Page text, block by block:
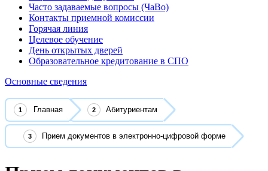
Часто задаваемые вопросы (ЧаВо)
Контакты приемной комиссии
Горячая линия
Целевое обучение
День открытых дверей
Образовательное кредитование в СПО
Основные сведения
Главная Абитуриентам
Прием документов в электронно-цифровой форме